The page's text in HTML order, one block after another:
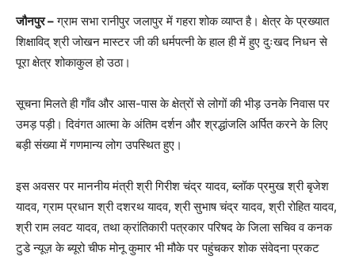
जौनपुर –ग्राम सभा रानीपुर जलापुर में गहरा शोक व्याप्त है। क्षेत्र के प्रख्यात
शिक्षाविद् श्री जोखन मास्टर जी की धर्मपत्नी के हाल ही में हुए दुःखद निधन से
पूरा क्षेत्र शोकाकुल हो उठा।
सूचना मिलते ही गाँव और आस-पास के क्षेत्रों से लोगों की भीड़ उनके निवास पर
उमड़ पड़ी। दिवंगत आत्मा के अंतिम दर्शन और श्रद्धांजलि अर्पित करने के लिए
बड़ी संख्या में गणमान्य लोग उपस्थित हुए।
इस अवसर पर माननीय मंत्री श्री गिरीश चंद्र यादव, ब्लॉक प्रमुख श्री बृजेश
यादव, ग्राम प्रधान श्री दशरथ यादव, श्री सुभाष चंद्र यादव, श्री रोहित यादव,
श्री राम लवट यादव, तथा क्रांतिकारी पत्रकार परिषद के जिला सचिव व कनक
टुडे न्यूज़ के ब्यूरो चीफ मोनू कुमार भी मौके पर पहुंचकर शोक संवेदना प्रकट